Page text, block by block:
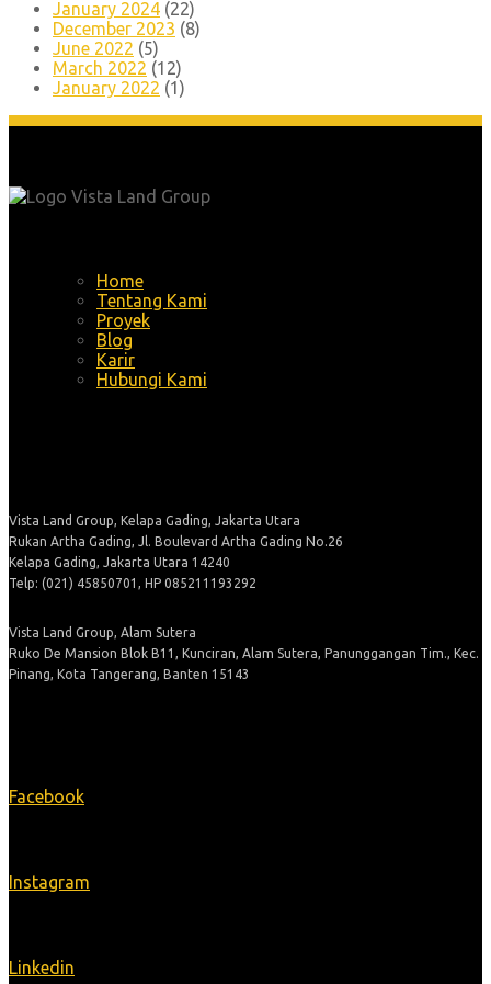
January 2024 (22)
December 2023 (8)
June 2022 (5)
March 2022 (12)
January 2022 (1)
Home
Tentang Kami
Proyek
Blog
Karir
Hubungi Kami
Vista Land Group, Kelapa Gading, Jakarta Utara
Rukan Artha Gading, Jl. Boulevard Artha Gading No.26
Kelapa Gading, Jakarta Utara 14240
Telp: (021) 45850701, HP 085211193292
Vista Land Group, Alam Sutera
Ruko De Mansion Blok B11, Kunciran, Alam Sutera, Panunggangan Tim., Kec.
Pinang, Kota Tangerang, Banten 15143
Facebook
Instagram
Linkedin